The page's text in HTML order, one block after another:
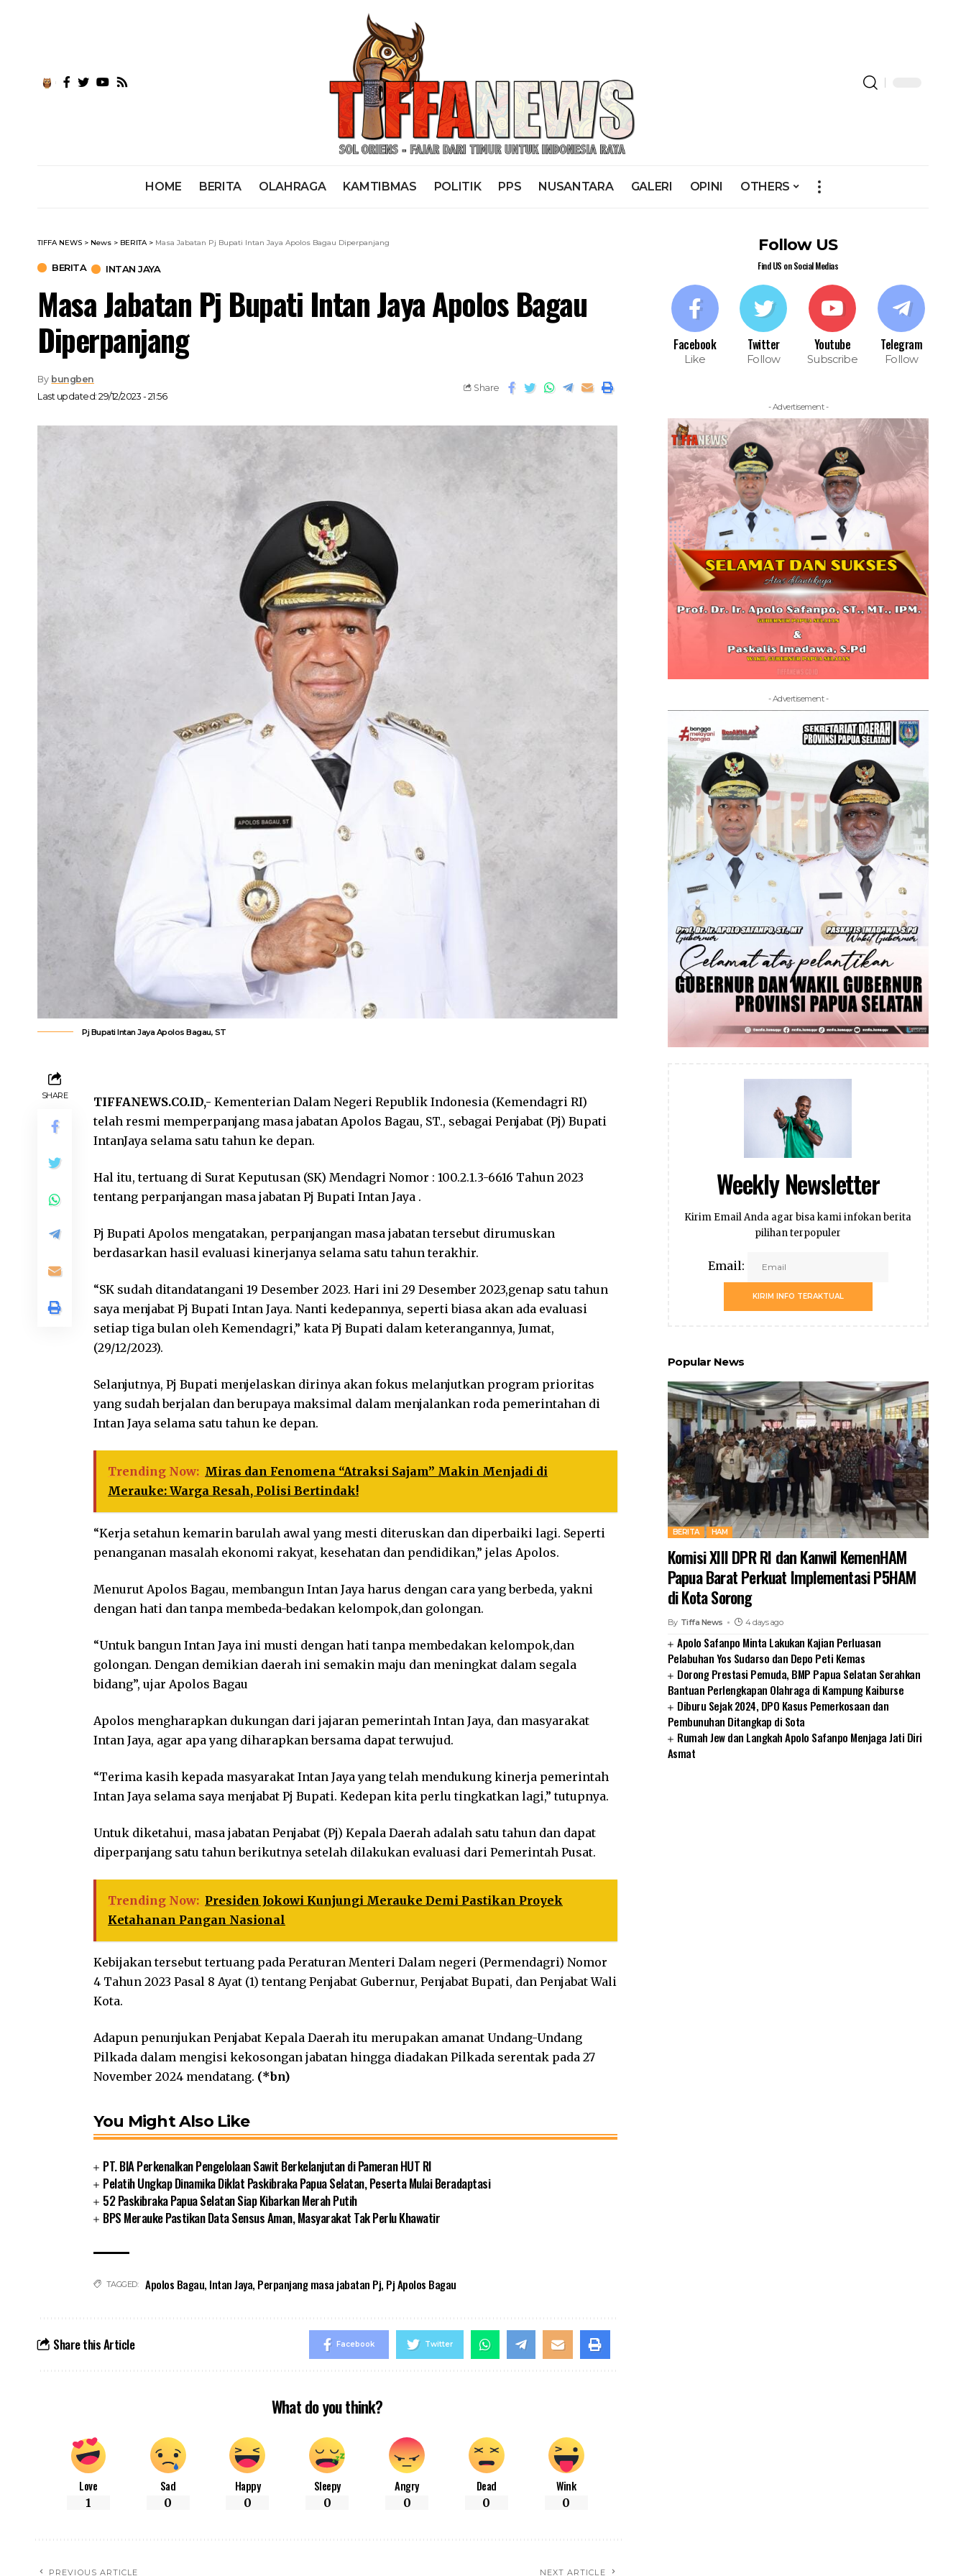
HOME BERITA OLAHRAGA KAMTIBMAS POLITIK PPS NUSANTARA GALERI OPINI OTHERS
TIFFA NEWS > News > BERITA> Masa Jabatan Pj Bupati Intan Jaya Apolos Bagau Diperpanjang
BERITA INTAN JAYA
Masa Jabatan Pj Bupati Intan Jaya Apolos Bagau
Diperpanjang
Last updated: 29/12/2023 - 21:56
By bungben
Share
Pj Bupati Intan Jaya Apolos Bagau, ST
SHARE TIFFANEWS.CO.ID,- Kementerian Dalam Negeri Republik Indonesia (Kemendagri RI)
telah resmi memperpanjang masa jabatan Apolos Bagau, ST., sebagai Penjabat (Pj) Bupati
IntanJaya selama satu tahun ke depan.
Hal itu, tertuang di Surat Keputusan (SK) Mendagri Nomor : 100.2.1.3-6616 Tahun 2023
tentang perpanjangan masa jabatan Pj Bupati Intan Jaya .
Pj Bupati Apolos mengatakan, perpanjangan masa jabatan tersebut dirumuskan
berdasarkan hasil evaluasi kinerjanya selama satu tahun terakhir.
“SK sudah ditandatangani 19 Desember 2023. Hari ini 29 Desember 2023,genap satu tahun
saya menjabat Pj Bupati Intan Jaya. Nanti kedepannya, seperti biasa akan ada evaluasi
setiap tiga bulan oleh Kemendagri,” kata Pj Bupati dalam keterangannya, Jumat,
(29/12/2023).
Selanjutnya, Pj Bupati menjelaskan dirinya akan fokus melanjutkan program prioritas
yang sudah berjalan dan berupaya maksimal dalam menjalankan roda pemerintahan di
Intan Jaya selama satu tahun ke depan.
Trending Now: Miras dan Fenomena “Atraksi Sajam” Makin Menjadi di
Merauke: Warga Resah, Polisi Bertindak!
“Kerja setahun kemarin barulah awal yang mesti diteruskan dan diperbaiki lagi. Seperti
penanganan masalah ekonomi rakyat, kesehatan dan pendidikan,” jelas Apolos.
Menurut Apolos Bagau, membangun Intan Jaya harus dengan cara yang berbeda, yakni
dengan hati dan tanpa membeda-bedakan kelompok,dan golongan.
“Untuk bangun Intan Jaya ini musti dengan hati tanpa membedakan kelompok,dan
golongan. Dengan demikian daerah ini semakin maju dan meningkat dalam segala
bidang”, ujar Apolos Bagau
Apolos mengharapkan dukungan dari jajaran pemerintah Intan Jaya, dan masyarakat
Intan Jaya, agar apa yang diharapkan bersama dapat terwujud.
“Terima kasih kepada masyarakat Intan Jaya yang telah mendukung kinerja pemerintah
Intan Jaya selama saya menjabat Pj Bupati. Kedepan kita perlu tingkatkan lagi,” tutupnya.
Untuk diketahui, masa jabatan Penjabat (Pj) Kepala Daerah adalah satu tahun dan dapat
diperpanjang satu tahun berikutnya setelah dilakukan evaluasi dari Pemerintah Pusat.
Trending Now: Presiden Jokowi Kunjungi Merauke Demi Pastikan Proyek
Ketahanan Pangan Nasional
Kebijakan tersebut tertuang pada Peraturan Menteri Dalam negeri (Permendagri) Nomor
4 Tahun 2023 Pasal 8 Ayat (1) tentang Penjabat Gubernur, Penjabat Bupati, dan Penjabat Wali
Kota.
Adapun penunjukan Penjabat Kepala Daerah itu merupakan amanat Undang-Undang
Pilkada dalam mengisi kekosongan jabatan hingga diadakan Pilkada serentak pada 27
November 2024 mendatang. (*bn)
You Might Also Like
PT. BIA Perkenalkan Pengelolaan Sawit Berkelanjutan di Pameran HUT RI
Pelatih Ungkap Dinamika Diklat Paskibraka Papua Selatan, Peserta Mulai Beradaptasi
52 Paskibraka Papua Selatan Siap Kibarkan Merah Putih
BPS Merauke Pastikan Data Sensus Aman, Masyarakat Tak Perlu Khawatir
TAGGED: Apolos Bagau, Intan Jaya, Perpanjang masa jabatan Pj, Pj Apolos Bagau
Share this Article Facebook Twitter
What do you think?
Love
1
Sad
0
Happy
0
Sleepy
0
Angry
0
Dead
0
Wink
0
PREVIOUS ARTICLE NEXT ARTICLE
Follow US
Find US on Social Medias
Facebook
Like
Twitter
Follow
Youtube
Subscribe
Telegram
Follow
- Advertisement -
- Advertisement -
Weekly Newsletter
Kirim Email Anda agar bisa kami infokan berita
pilihan terpopuler
Email:
KIRIM INFO TERAKTUAL
Popular News
BERITA HAM
Komisi XIII DPR RI dan Kanwil KemenHAM
Papua Barat Perkuat Implementasi P5HAM
di Kota Sorong
By Tiffa News 4 days ago
Apolo Safanpo Minta Lakukan Kajian Perluasan
Pelabuhan Yos Sudarso dan Depo Peti Kemas
Dorong Prestasi Pemuda, BMP Papua Selatan Serahkan
Bantuan Perlengkapan Olahraga di Kampung Kaiburse
Diburu Sejak 2024, DPO Kasus Pemerkosaan dan
Pembunuhan Ditangkap di Sota
Rumah Jew dan Langkah Apolo Safanpo Menjaga Jati Diri
Asmat